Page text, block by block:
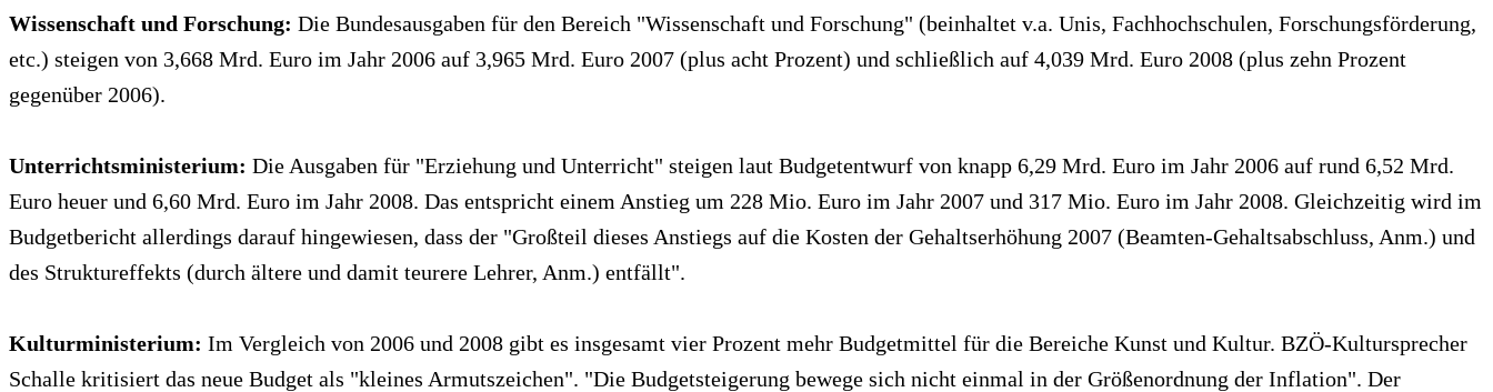
Wissenschaft und Forschung: Die Bundesausgaben für den Bereich "Wissenschaft und Forschung" (beinhaltet v.a. Unis, Fachhochschulen, Forschungsförderung,
etc.) steigen von 3,668 Mrd. Euro im Jahr 2006 auf 3,965 Mrd. Euro 2007 (plus acht Prozent) und schließlich auf 4,039 Mrd. Euro 2008 (plus zehn Prozent
gegenüber 2006).
Unterrichtsministerium: Die Ausgaben für "Erziehung und Unterricht" steigen laut Budgetentwurf von knapp 6,29 Mrd. Euro im Jahr 2006 auf rund 6,52 Mrd.
Euro heuer und 6,60 Mrd. Euro im Jahr 2008. Das entspricht einem Anstieg um 228 Mio. Euro im Jahr 2007 und 317 Mio. Euro im Jahr 2008. Gleichzeitig wird im
Budgetbericht allerdings darauf hingewiesen, dass der "Großteil dieses Anstiegs auf die Kosten der Gehaltserhöhung 2007 (Beamten-Gehaltsabschluss, Anm.) und
des Struktureffekts (durch ältere und damit teurere Lehrer, Anm.) entfällt".
Kulturministerium: Im Vergleich von 2006 und 2008 gibt es insgesamt vier Prozent mehr Budgetmittel für die Bereiche Kunst und Kultur. BZÖ-Kultursprecher
Schalle kritisiert das neue Budget als "kleines Armutszeichen". "Die Budgetsteigerung bewege sich nicht einmal in der Größenordnung der Inflation". Der